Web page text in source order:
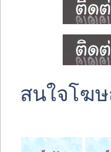
สนใจโฆษ